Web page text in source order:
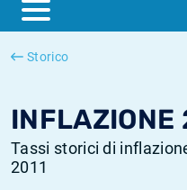
Storico
INFLAZIONE
Tassi storici di
2011
ESTER
SONIA
Inflazione Italia
Inflazione Stati Uniti
Tassi storici di SONIA
Tassi storici di TONAR